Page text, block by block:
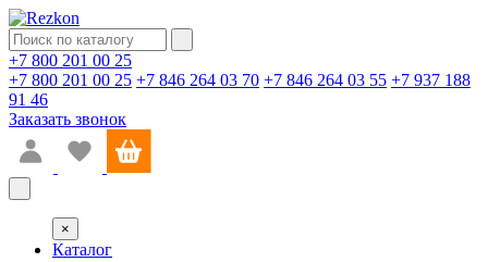
+7 800 201 00 25
+7 800 201 00 25 +7 846 264 03 70 +7 846 264 03 55 +7 937 188
91 46
Заказать звонок
×
Каталог